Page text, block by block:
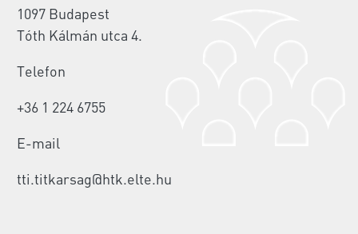
1097 Budapest
Tóth Kálmán utca 4.
Telefon
+36 1 224 6755
E-mail
tti.titkarsag@htk.elte.hu